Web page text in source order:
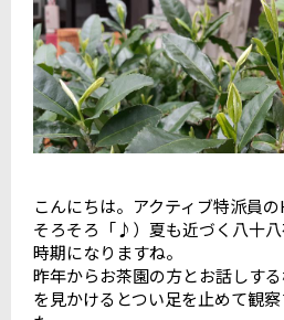
こんにちは。アクティブ特派員
そろそろ「♪）夏も近づく八十
時期になりますね。
昨年からお茶園の方とお話しす
を見かけるとつい足を止めて観